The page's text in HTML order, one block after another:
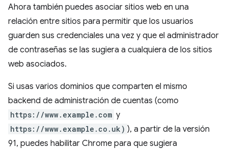
Ahora también puedes asociar sitios web en una
relación entre sitios para permitir que los usuarios
guarden sus credenciales una vez y que el administrador
de contraseñas se las sugiera a cualquiera de los sitios
web asociados.
Si usas varios dominios que comparten el mismo
backend de administración de cuentas (como
https://www.example.com y
https://www.example.co.uk) ), a partir de la versión
91, puedes habilitar Chrome para que sugiera